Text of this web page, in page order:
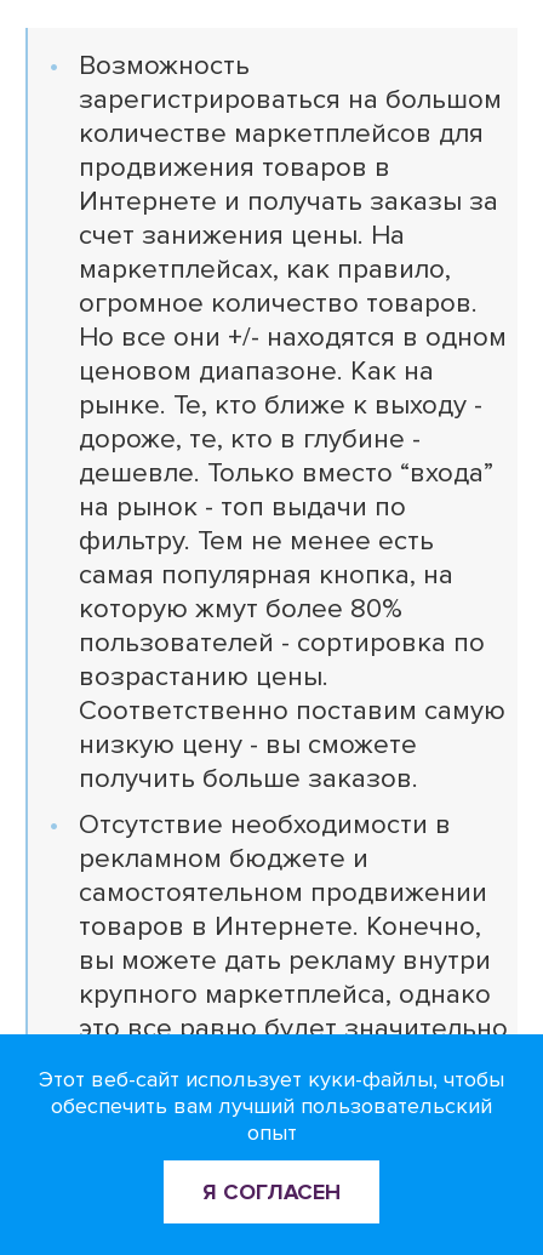
Этот веб-сайт использует куки-файлы, чтобы
обеспечить вам лучший пользовательский
опыт
Я СОГЛАСЕН
Возможность
зарегистрироваться на большом
количестве маркетплейсов для
продвижения товаров в
Интернете и получать заказы за
счет занижения цены. На
маркетплейсах, как правило,
огромное количество товаров.
Но все они +/- находятся в одном
ценовом диапазоне. Как на
рынке. Те, кто ближе к выходу -
дороже, те, кто в глубине -
дешевле. Только вместо “входа”
на рынок - топ выдачи по
фильтру. Тем не менее есть
самая популярная кнопка, на
которую жмут более 80%
пользователей - сортировка по
возрастанию цены.
Соответственно поставим самую
низкую цену - вы сможете
получить больше заказов.
Отсутствие необходимости в
рекламном бюджете и
самостоятельном продвижении
товаров в Интернете. Конечно,
вы можете дать рекламу внутри
крупного маркетплейса, однако
это все равно будет значительно
или facebook.
Можно повременить с
и протестировать товарную